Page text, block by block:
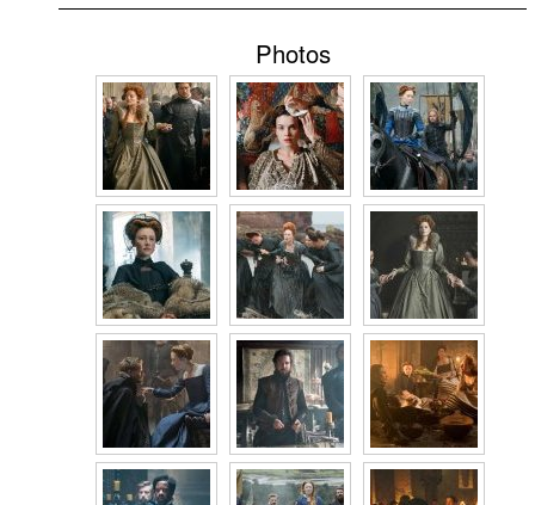
Photos